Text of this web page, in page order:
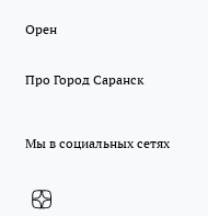
Орен
Про Город Саранск
Мы в социальных сетях